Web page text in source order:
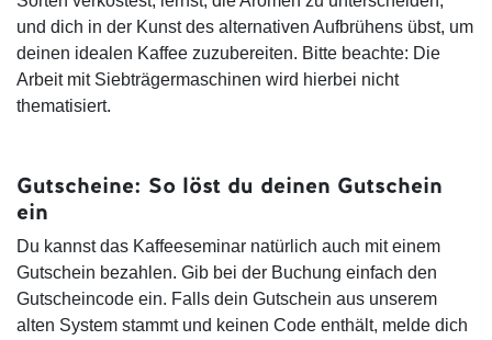
und dich in der Kunst des alternativen Aufbrühens übst, um
deinen idealen Kaffee zuzubereiten. Bitte beachte: Die
Arbeit mit Siebträgermaschinen wird hierbei nicht
thematisiert.
Gutscheine: So löst du deinen Gutschein
ein
Du kannst das Kaffeeseminar natürlich auch mit einem
Gutschein bezahlen. Gib bei der Buchung einfach den
Gutscheincode ein. Falls dein Gutschein aus unserem
alten System stammt und keinen Code enthält, melde dich